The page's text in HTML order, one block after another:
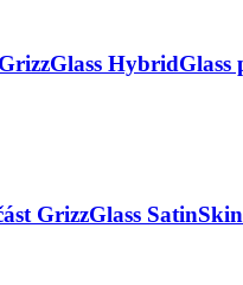
HybridGlass
GrizzGlass